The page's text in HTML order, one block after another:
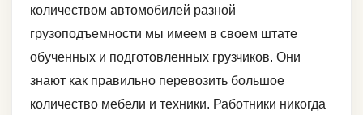
количеством автомобилей разной
грузоподъемности мы имеем в своем штате
обученных и подготовленных грузчиков. Они
знают как правильно перевозить большое
количество мебели и техники. Работники никогда